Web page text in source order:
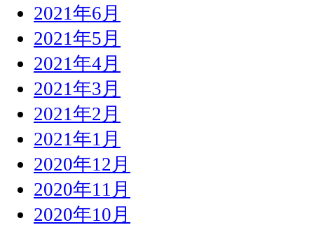
2021年6月
2021年5月
2021年4月
2021年3月
2021年2月
2021年1月
2020年12月
2020年11月
2020年10月